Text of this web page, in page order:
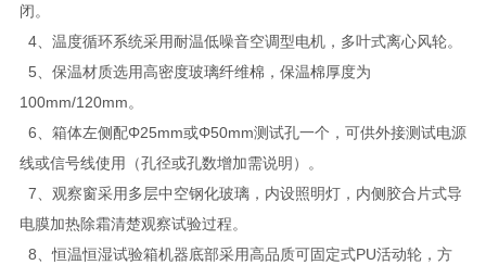
闭。
4、温度循环系统采用耐温低噪音空调型电机，多叶式离心风轮。
5、保温材质选用高密度玻璃纤维棉，保温棉厚度为
100mm/120mm。
6、箱体左侧配Φ25mm或Φ50mm测试孔一个，可供外接测试电源
线或信号线使用（孔径或孔数增加需说明）。
7、观察窗采用多层中空钢化玻璃，内设照明灯，内侧胶合片式导
电膜加热除霜清楚观察试验过程。
8、恒温恒湿试验箱机器底部采用高品质可固定式PU活动轮，方